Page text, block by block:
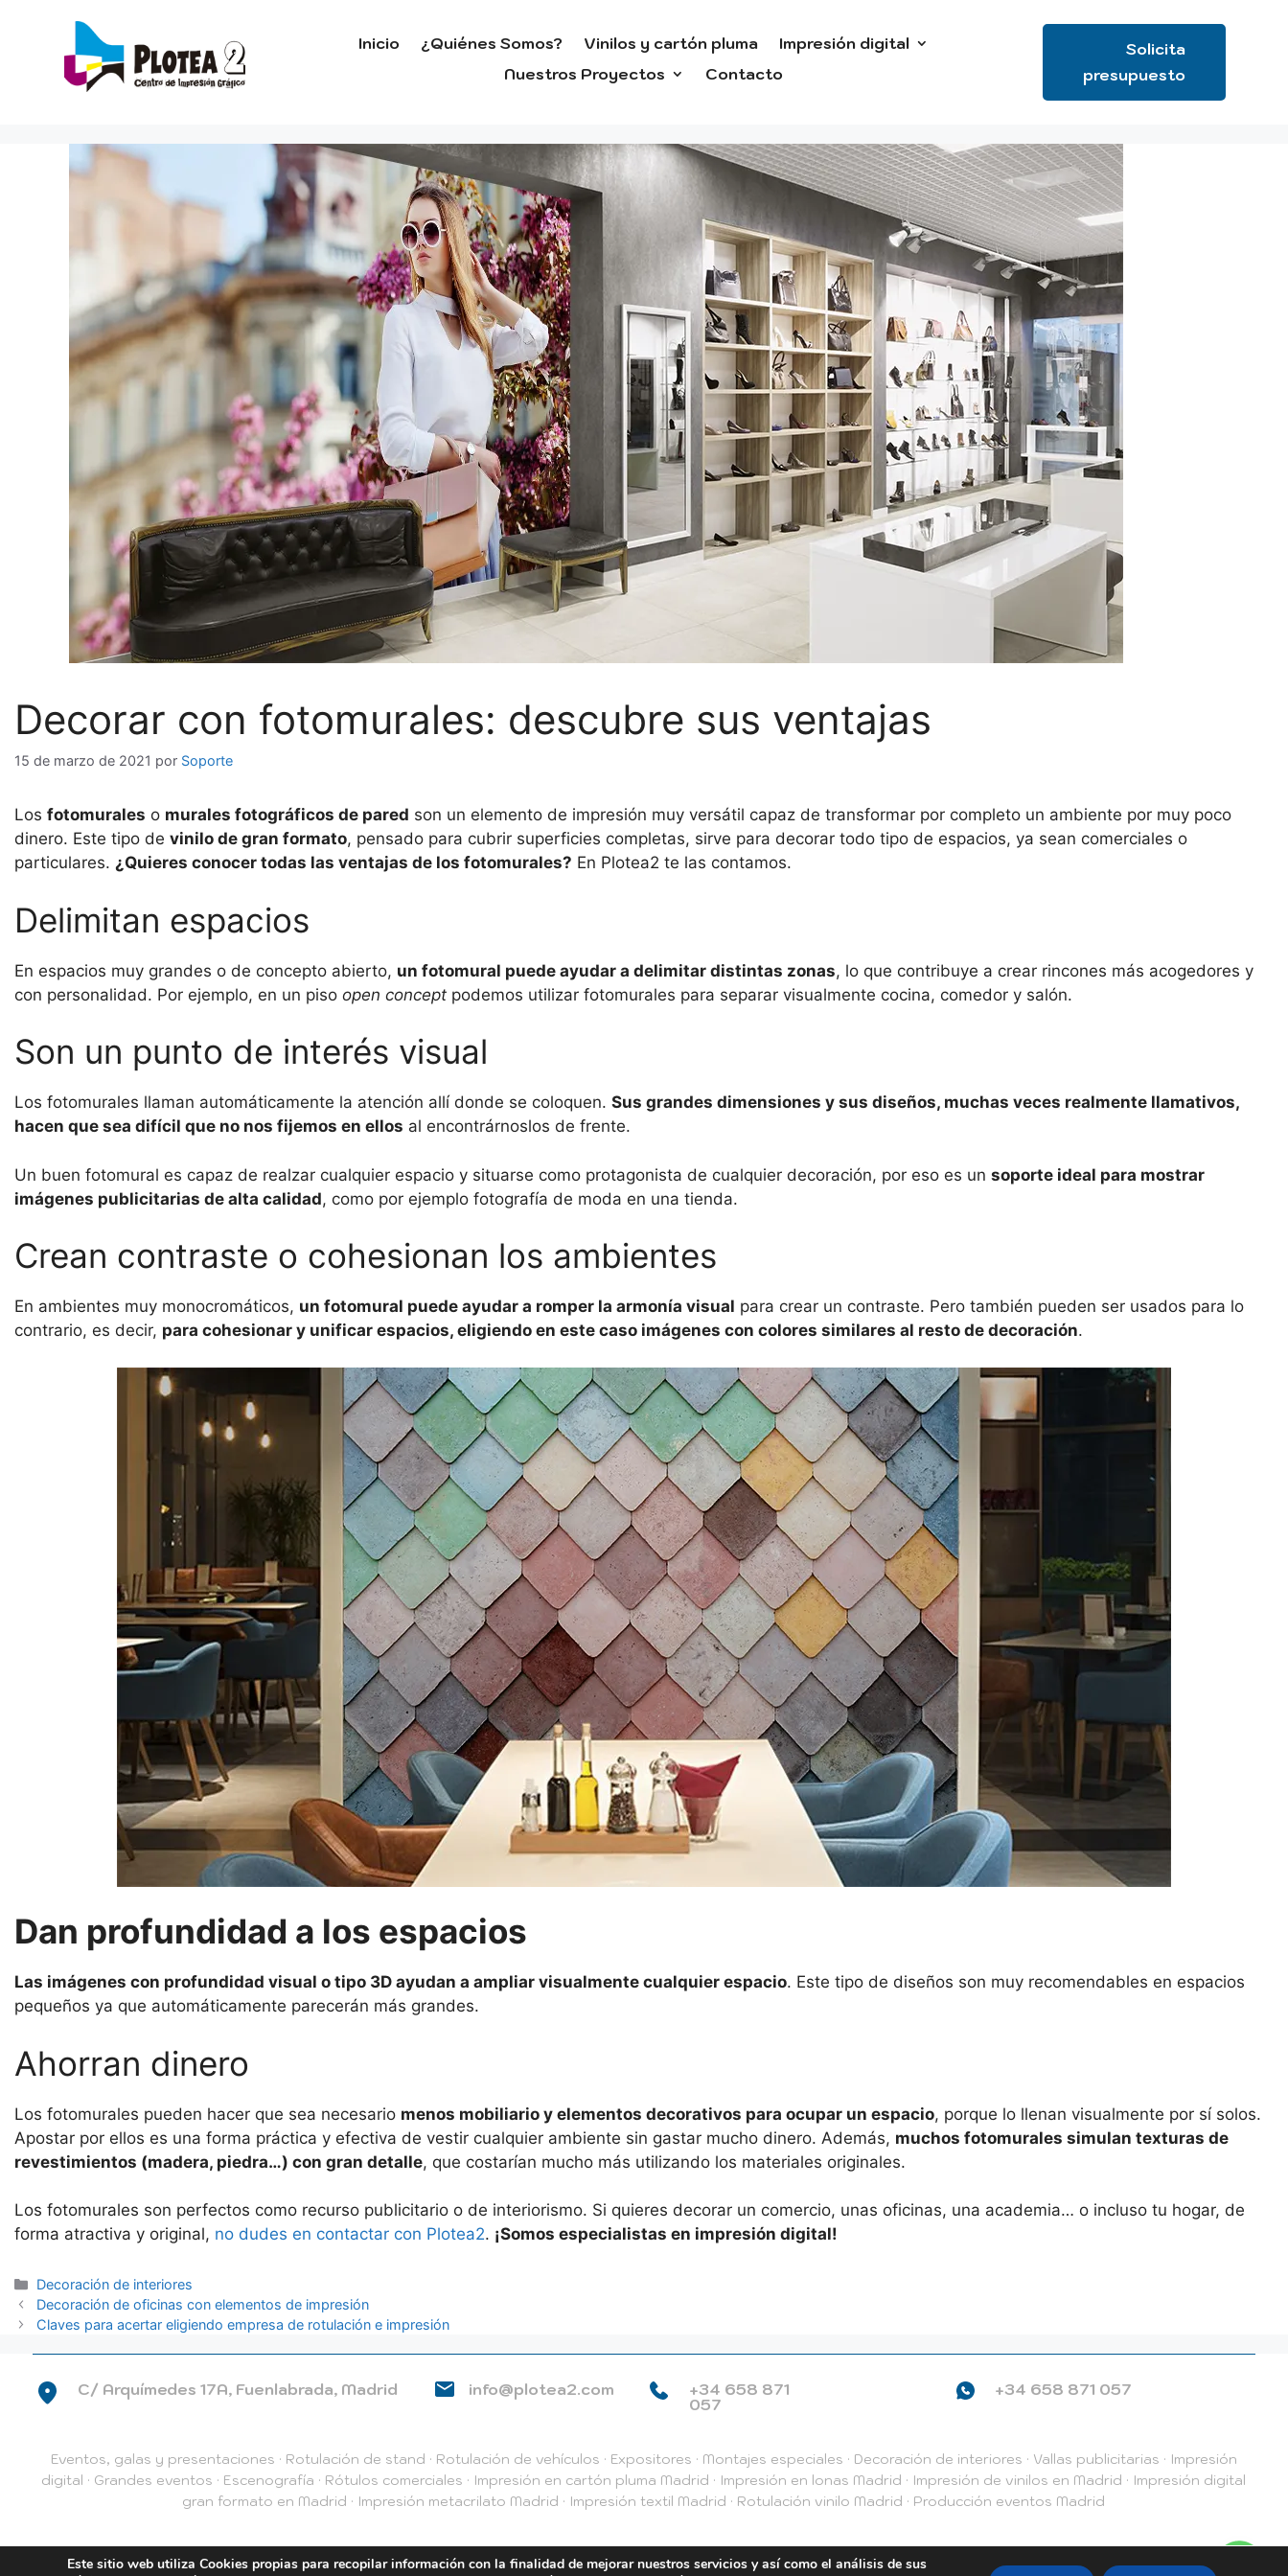
Inicio ¿Quiénes Somos? Vinilos y cartón pluma
Impresión digital
Nuestros Proyectos
Contacto
Solicita
presupuesto
Decorar con fotomurales: descubre sus ventajas
15 de marzo de 2021 por Soporte
Los fotomurales o murales fotográficos de pared son un elemento de impresión muy versátil capaz de transformar por completo un ambiente por muy poco
dinero. Este tipo de vinilo de gran formato, pensado para cubrir superficies completas, sirve para decorar todo tipo de espacios, ya sean comerciales o
particulares. ¿Quieres conocer todas las ventajas de los fotomurales? En Plotea2 te las contamos.
Delimitan espacios
En espacios muy grandes o de concepto abierto, un fotomural puede ayudar a delimitar distintas zonas, lo que contribuye a crear rincones más acogedores y
con personalidad. Por ejemplo, en un piso open concept podemos utilizar fotomurales para separar visualmente cocina, comedor y salón.
Son un punto de interés visual
Los fotomurales llaman automáticamente la atención allí donde se coloquen. Sus grandes dimensiones y sus diseños, muchas veces realmente llamativos,
hacen que sea difícil que no nos fijemos en ellos al encontrárnoslos de frente.
Un buen fotomural es capaz de realzar cualquier espacio y situarse como protagonista de cualquier decoración, por eso es un soporte ideal para mostrar
imágenes publicitarias de alta calidad, como por ejemplo fotografía de moda en una tienda.
Crean contraste o cohesionan los ambientes
En ambientes muy monocromáticos, un fotomural puede ayudar a romper la armonía visual para crear un contraste. Pero también pueden ser usados para lo
contrario, es decir, para cohesionar y unificar espacios, eligiendo en este caso imágenes con colores similares al resto de decoración.
Dan profundidad a los espacios
Las imágenes con profundidad visual o tipo 3D ayudan a ampliar visualmente cualquier espacio. Este tipo de diseños son muy recomendables en espacios
pequeños ya que automáticamente parecerán más grandes.
Ahorran dinero
Los fotomurales pueden hacer que sea necesario menos mobiliario y elementos decorativos para ocupar un espacio, porque lo llenan visualmente por sí solos.
Apostar por ellos es una forma práctica y efectiva de vestir cualquier ambiente sin gastar mucho dinero. Además, muchos fotomurales simulan texturas de
revestimientos (madera, piedra…) con gran detalle, que costarían mucho más utilizando los materiales originales.
Los fotomurales son perfectos como recurso publicitario o de interiorismo. Si quieres decorar un comercio, unas oficinas, una academia… o incluso tu hogar, de
forma atractiva y original, no dudes en contactar con Plotea2. ¡Somos especialistas en impresión digital!
Categorías
Decoración de interiores
Decoración de oficinas con elementos de impresión
Claves para acertar eligiendo empresa de rotulación e impresión
C/ Arquímedes 17A, Fuenlabrada, Madrid info@plotea2.com
+34 658 871
057
+34 658 871 057
Eventos, galas y presentaciones · Rotulación de stand · Rotulación de vehículos · Expositores · Montajes especiales · Decoración de interiores · Vallas publicitarias · Impresión
digital · Grandes eventos · Escenografía · Rótulos comerciales · Impresión en cartón pluma Madrid · Impresión en lonas Madrid · Impresión de vinilos en Madrid · Impresión digital
gran formato en Madrid · Impresión metacrilato Madrid · Impresión textil Madrid · Rotulación vinilo Madrid · Producción eventos Madrid
Aviso legal Política de privacidad Política de Cookies Info. básica protección de datos Privacidad RRSS
Este sitio web utiliza Cookies propias para recopilar información con la finalidad de mejorar nuestros servicios y así como el análisis de sus